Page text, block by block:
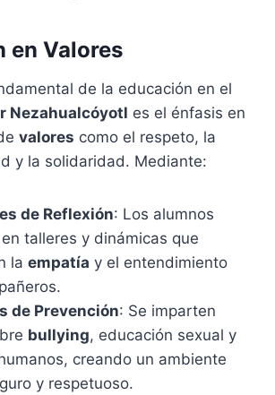
en Valores
de la educación en el
Nezahualcóyotl es el énfasis en
valores como el respeto, la
y la solidaridad. Mediante:
de Reflexión: Los alumnos
talleres y dinámicas que
la empatía y el entendimiento
de Prevención: Se imparten
bullying, educación sexual y
creando un ambiente
y respetuoso.